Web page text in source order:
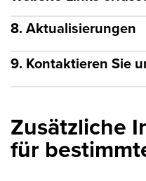
8. Aktualisierungen
9. Kontaktieren Sie
Zusätzliche
für